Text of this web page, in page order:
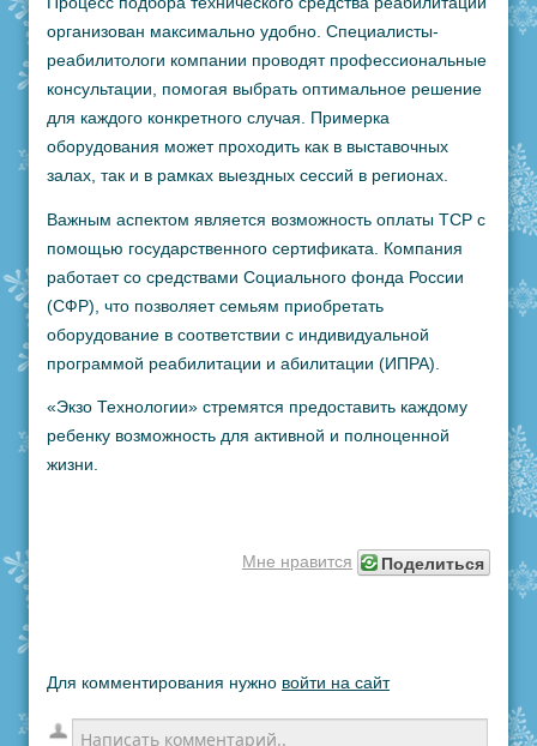
организован максимально удобно. Специалисты-
реабилитологи компании проводят профессиональные
консультации, помогая выбрать оптимальное решение
для каждого конкретного случая. Примерка
оборудования может проходить как в выставочных
залах, так и в рамках выездных сессий в регионах.
Важным аспектом является возможность оплаты ТСР с
помощью государственного сертификата. Компания
работает со средствами Социального фонда России
(СФР), что позволяет семьям приобретать
оборудование в соответствии с индивидуальной
программой реабилитации и абилитации (ИПРА).
«Экзо Технологии» стремятся предоставить каждому
ребенку возможность для активной и полноценной
жизни.
Мне нравится Поделиться
Для комментирования нужно войти на сайт